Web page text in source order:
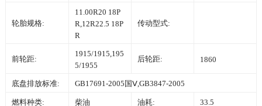
轮胎规格:
11.00R20 18P
R,12R22.5 18P
R
传动型式:
前轮距:
1915/1915,195
5/1955
后轮距: 1860
底盘排放标准: GB17691-2005国Ⅴ,GB3847-2005
燃料种类: 柴油 油耗: 33.5